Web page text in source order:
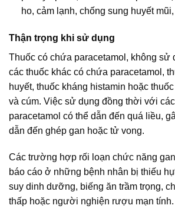
ho, cảm lạnh, chống sung huyết
Thận trọng khi sử dụng
Thuốc có chứa paracetamol, không sử
các thuốc khác có chứa paracetamol,
huyết, thuốc kháng histamin hoặc
và cúm. Việc sử dụng đồng thời với
paracetamol có thể dẫn đến quá liều,
dẫn đến ghép gan hoặc tử vong.
Các trường hợp rối loạn chức năng
báo cáo ở những bệnh nhân bị thiếu
suy dinh dưỡng, biếng ăn trầm trọng,
thấp hoặc người nghiện rượu mạn tính.